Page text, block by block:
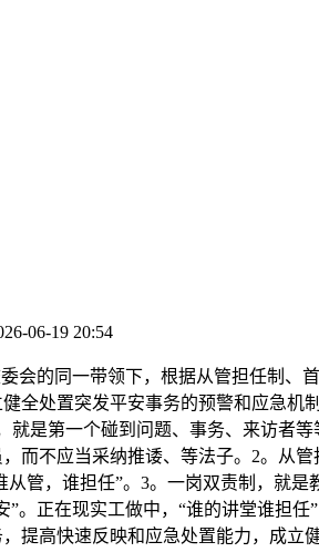
06-19 20:54
的同一带领下，根据从管担任制、
全处置突发平安事务的预警和应急
是第一个碰到问题、事务、来访者
而不应当采纳推诿、等法子。2。从
管，谁担任”。3。一岗双责制，就
。正在现实工做中，“谁的讲堂谁担
提高快速反映和应急处置能力，成